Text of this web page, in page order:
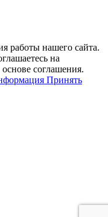
работы нашего сайта.
на
соглашения.
Принять